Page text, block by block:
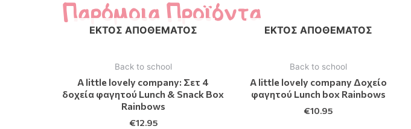
Παρόμοια Προϊόντα
ΕΚΤΌΣ ΑΠΟΘΈΜΑΤΟΣ
Back to school
A little lovely company: Σετ 4
δοχεία φαγητού Lunch & Snack Box
Rainbows
€12.95
ΕΚΤΌΣ ΑΠΟΘΈΜΑΤΟΣ
Back to school
A little lovely company Δοχείο
φαγητού Lunch box Rainbows
€10.95